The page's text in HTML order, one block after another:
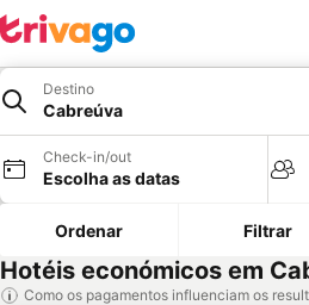
Destino
Cabreúva
Check-in/out
Escolha as datas
Ordenar Filtrar
Hotéis económicos em
Como os pagamentos influenciam os